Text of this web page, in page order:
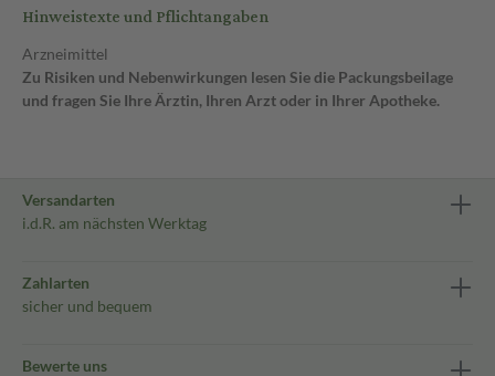
Hinweistexte und Pflichtangaben
Arzneimittel
Zu Risiken und Nebenwirkungen lesen Sie die Packungsbeilage
und fragen Sie Ihre Ärztin, Ihren Arzt oder in Ihrer Apotheke.
Versandarten
i.d.R. am nächsten Werktag
Zahlarten
sicher und bequem
Bewerte uns